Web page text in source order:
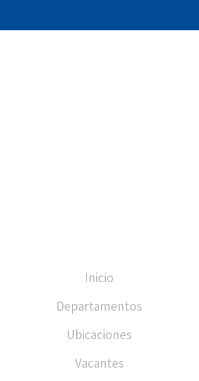
Inicio
Departamentos
Ubicaciones
Vacantes